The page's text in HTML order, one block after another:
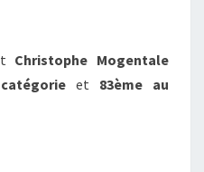
Christophe Mogentale
et 83ème au